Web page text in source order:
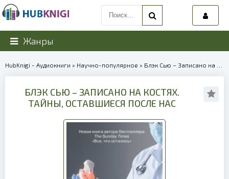
Жанры
HubKnigi - Аудиокниги » Научно-популярное » Блэк Сью – Записано на костях. Тайны, оставшиеся после нас | 39898
БЛЭК СЬЮ – ЗАПИСАНО НА КОСТЯХ.
ТАЙНЫ, ОСТАВШИЕСЯ ПОСЛЕ НАС